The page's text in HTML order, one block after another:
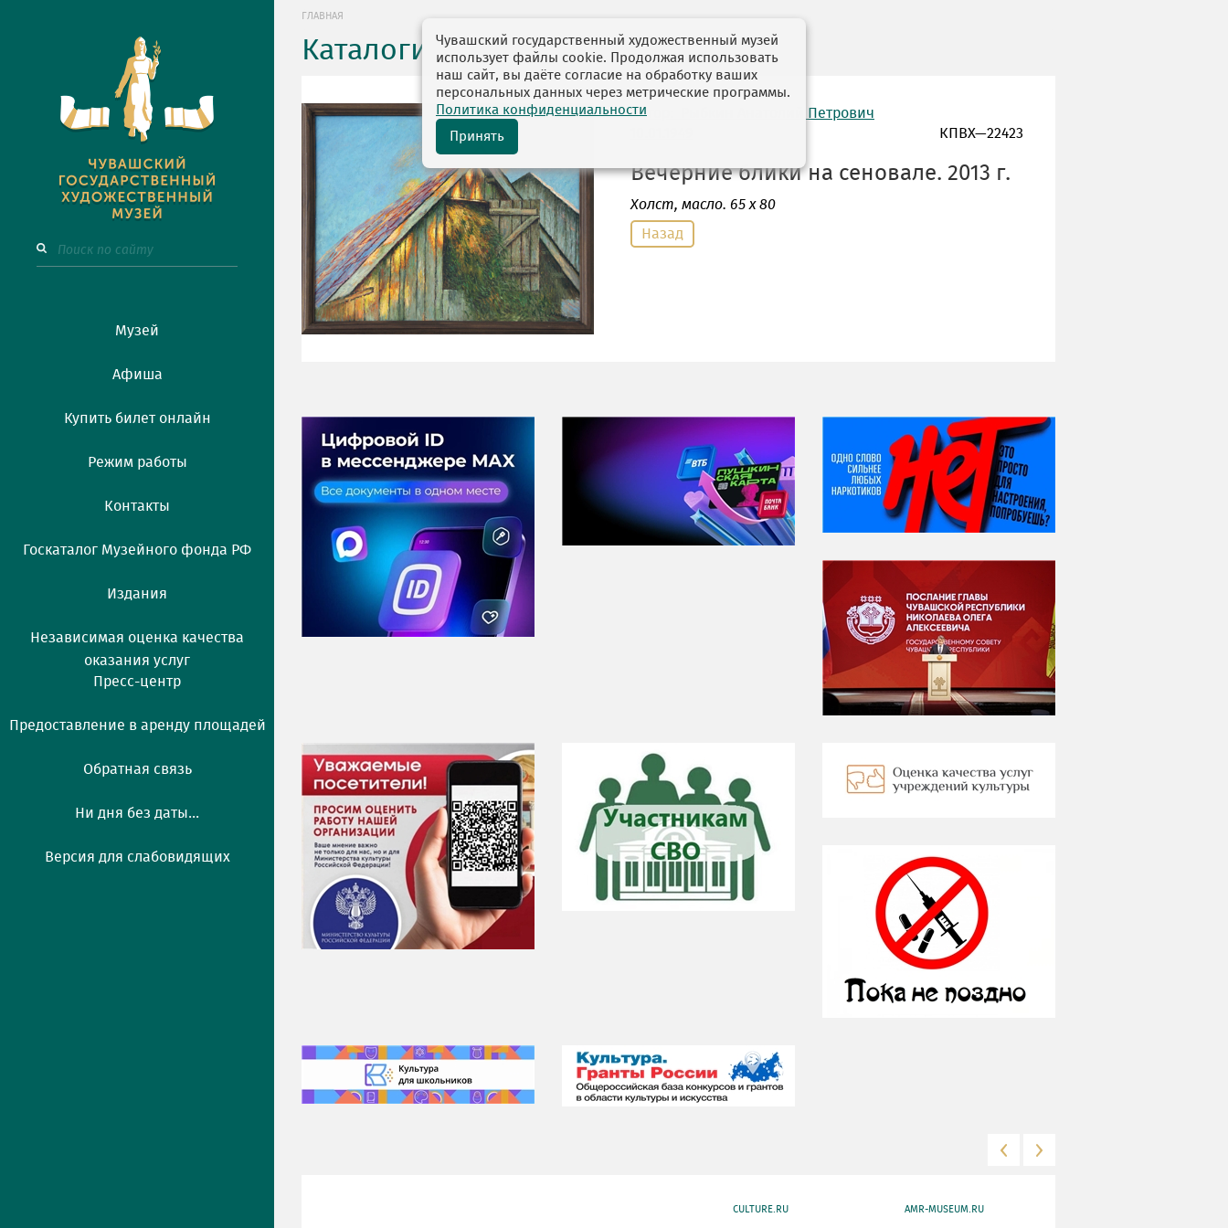
Музей
Афиша
Купить билет онлайн
Режим работы
Контакты
Госкаталог Музейного фонда РФ
Издания
Независимая оценка качества
оказания услуг
Пресс-центр
Предоставление в аренду площадей
Обратная связь
Ни дня без даты...
Версия для слабовидящих
ГЛАВНАЯ
Каталоги выставок
автор: Рыбкин Анатолий Петрович
КПВХ—22423
Вечерние блики на сеновале. 2013 г.
Холст, масло. 65 х 80
Назад
НИ ДНЯ БЕЗ ДАТЫ...
07 августа
Я встретил вас – и
всё былое...
CULTURE.RU AMR-MUSEUM.RU
Чувашский государственный художественный музей
использует файлы cookie. Продолжая использовать
наш сайт, вы даёте согласие на обработку ваших
персональных данных через метрические программы.
Политика конфиденциальности
Принять